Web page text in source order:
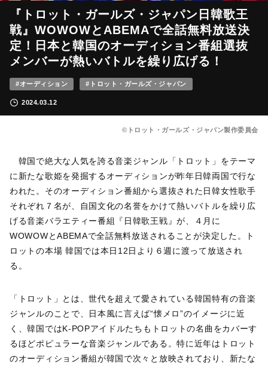
『トロット・ガールズ・ジャパン日韓歌王
戦』WOWOWとABEMAで全話無料放送決
定！日本と韓国のオーディション番組選抜
メンバーが熱いバトルを繰り広げる！
#オーディション #トロット・ガールズ・ジャパン
2024.03.12
©トロット・ガールズ・ジャパン製作委員会
韓国で絶大な人気を誇る音楽ジャンル「トロット」をテーマ
に新たな歌姫を発掘するオーディションが昨年日韓両国で行な
われた。そのオーディション番組から選抜された日韓女性歌手
それぞれ７名が、自国文化の名誉をかけて熱いバトルを繰り広
げる音楽バラエティー番組『日韓歌王戦』が、４月に
WOWOWとABEMAで全話無料放送されることが決定した。ト
ロットの本場 韓国では本日12日より６週に渡って放送され
る。
「トロット」とは、世代を超えて愛されている韓国特有の音楽
ジャンルのことで、日本風に言えば“懐メロ”のイメージに近
く、韓国ではK-POPアイドルたちもトロットの名曲をカバーす
るほどポピュラーな音楽ジャンルである。特に近年はトロット
のオーディション番組が韓国で次々と放映されており、新たな